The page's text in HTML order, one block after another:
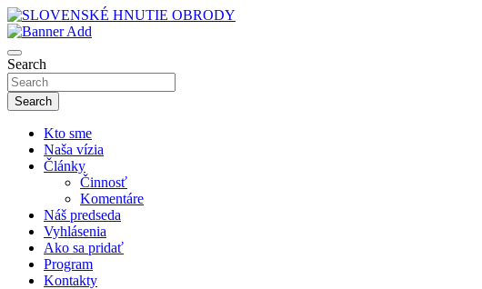
Skip
to
content
SLOVENSKÉ HNUTIE OBRODY
Search
Search
Kto sme
Naša vízia
Články
Činnosť
Komentáre
Náš predseda
Vyhlásenia
Ako sa pridať
Program
Kontakty